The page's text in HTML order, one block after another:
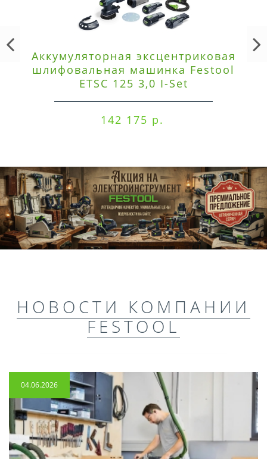
Аккумуляторная эксцентриковая
шлифовальная машинка Festool
ETSC 125 3,0 I-Set
142 175 р.
НОВОСТИ КОМПАНИИ
FESTOOL
04.06.2026